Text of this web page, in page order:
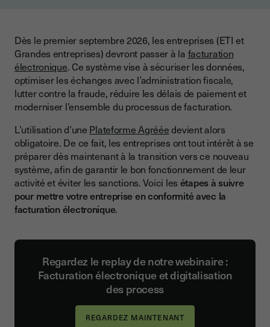
Les objectifs et les avantages de la facturation électronique
Les critères de conformité de la facturation électronique
Les dates clés pour la mise en conformité avec la facturation
électronique
électronique
Réaliser un audit du système de facturation
Identifier les besoins et les obligations de l’entreprise en
termes de facturation
Choisir une plateforme agréée
électronique
Quelles sont les conséquences d’une non conformité à la
facturation électronique ?
Dès le premier septembre 2026, les entreprises (ETI et
Grandes entreprises) devront passer à la facturation
électronique. Ce système vise à sécuriser les données,
optimiser les échanges avec l’administration fiscale,
lutter contre la fraude, réduire les délais de paiement et
moderniser l’ensemble du processus de facturation.
L’utilisation d’une Plateforme Agrééedevient alors
obligatoire. De ce fait, les entreprises ont tout intérêt à se
préparer dès maintenant à la transition vers ce nouveau
système, afin de garantir le bon fonctionnement de leur
activité et éviter les sanctions. Voici les étapes à suivre
pour mettre votre entreprise en conformité avec la
facturation électronique.
Regardez le replay de notre webinaire :
Facturation électronique et digitalisation
des process
REGARDEZ MAINTENANT